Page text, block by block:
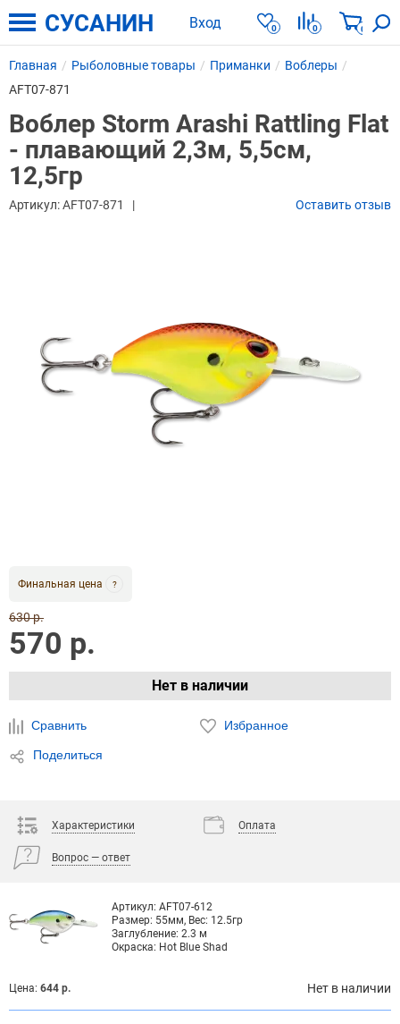
Вход 0 0 0
СУСАНИН
Главная Рыболовные товары Приманки
Воблеры
AFT07-871
Воблер Storm Arashi Rattling Flat
- плавающий 2,3м, 5,5см,
12,5гр
Артикул:AFT07-871 Оставить отзыв
Финальная цена ?
630 р.
570 р.
Нет в наличии
Сравнить Избранное
Поделиться
Характеристики Оплата
Вопрос — ответ
Артикул: AFT07-612
Размер: 55мм, Вес: 12.5гр
Заглубление: 2.3 м
Окраска: Hot Blue Shad
Цена: 644 р. Нет в наличии